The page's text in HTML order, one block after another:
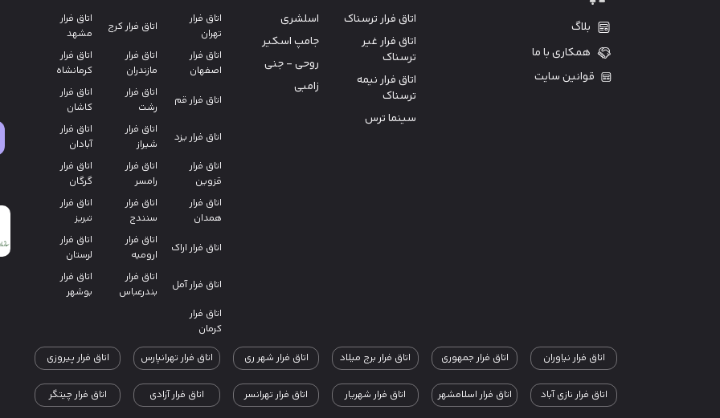
بلاگ
همکاری با ما
قوانین سایت
اتاق فرار ترسناک
اتاق فرار غیر
ترسناک
اتاق فرار نیمه
ترسناک
سینما ترس
اسلشری
جامپ اسکیر
روحی - جنی
زامبی
اتاق فرار
تهران
اتاق فرار کرج
اتاق فرار
مشهد
اتاق فرار
اصفهان
اتاق فرار
مازندران
اتاق فرار
کرمانشاه
اتاق فرار قم
اتاق فرار
رشت
اتاق فرار
کاشان
اتاق فرار یزد
اتاق فرار
شیراز
اتاق فرار
آبادان
اتاق فرار
قزوین
اتاق فرار
رامسر
اتاق فرار
گرگان
اتاق فرار
همدان
اتاق فرار
سنندج
اتاق فرار
تبریز
اتاق فرار اراک
اتاق فرار
ارومیه
اتاق فرار
لرستان
اتاق فرار آمل
اتاق فرار
بندرعباس
اتاق فرار
بوشهر
اتاق فرار
کرمان
اتاق فرار نیاوران
اتاق فرار جمهوری اتاق فرار برج میلاد اتاق فرار شهر ری اتاق فرار تهرانپارس اتاق فرار پیروزی
اتاق فرار نازی آباد اتاق فرار اسلامشهر اتاق فرار شهریار اتاق فرار تهرانسر اتاق فرار آزادی اتاق فرار چیتگر